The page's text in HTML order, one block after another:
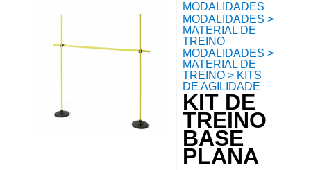
MODALIDADES
MODALIDADES >
MATERIAL DE
TREINO
MODALIDADES >
MATERIAL DE
TREINO > KITS
DE AGILIDADE
KIT DE
TREINO
BASE
PLANA